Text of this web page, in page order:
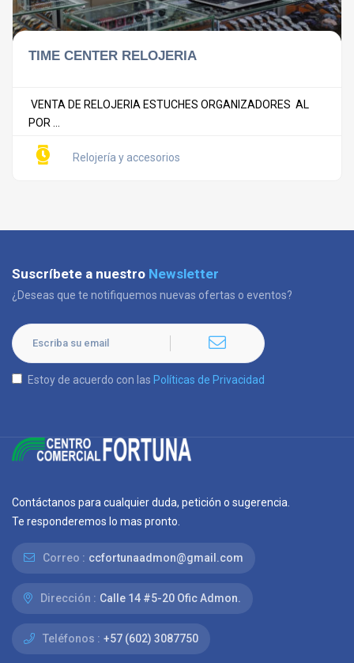
TIME CENTER RELOJERIA
VENTA DE RELOJERIA ESTUCHES ORGANIZADORES AL
POR ...
Relojería y accesorios
Suscríbete a nuestro Newsletter
¿Deseas que te notifiquemos nuevas ofertas o eventos?
Estoy de acuerdo con las Políticas de Privacidad
Contáctanos para cualquier duda, petición o sugerencia.
Te responderemos lo mas pronto.
Correo : ccfortunaadmon@gmail.com
Dirección : Calle 14 #5-20 Ofic Admon.
Teléfonos : +57 (602) 3087750